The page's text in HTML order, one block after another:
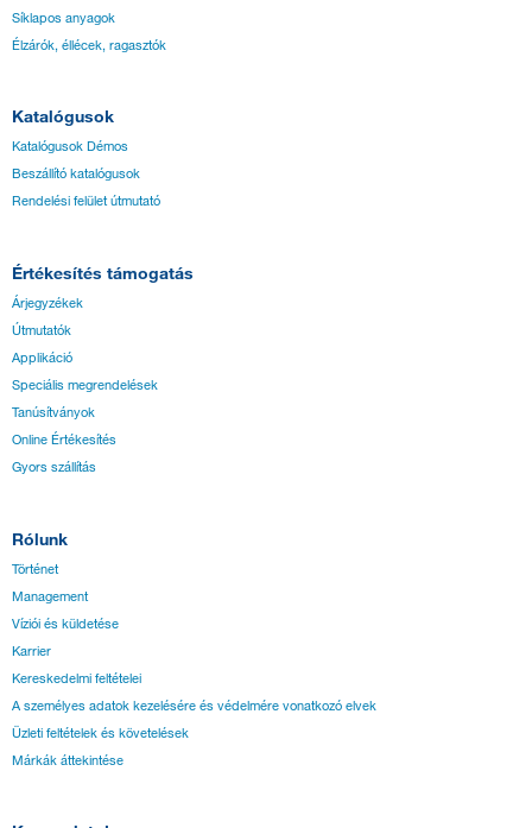
Síklapos anyagok
Élzárók, éllécek, ragasztók
Katalógusok
Katalógusok Démos
Beszállító katalógusok
Rendelési felület útmutató
Értékesítés támogatás
Árjegyzékek
Útmutatók
Applikáció
Speciális megrendelések
Tanúsítványok
Online Értékesítés
Gyors szállítás
Rólunk
Történet
Management
Víziói és küldetése
Karrier
Kereskedelmi feltételei
A személyes adatok kezelésére és védelmére vonatkozó elvek
Üzleti feltételek és követelések
Márkák áttekintése